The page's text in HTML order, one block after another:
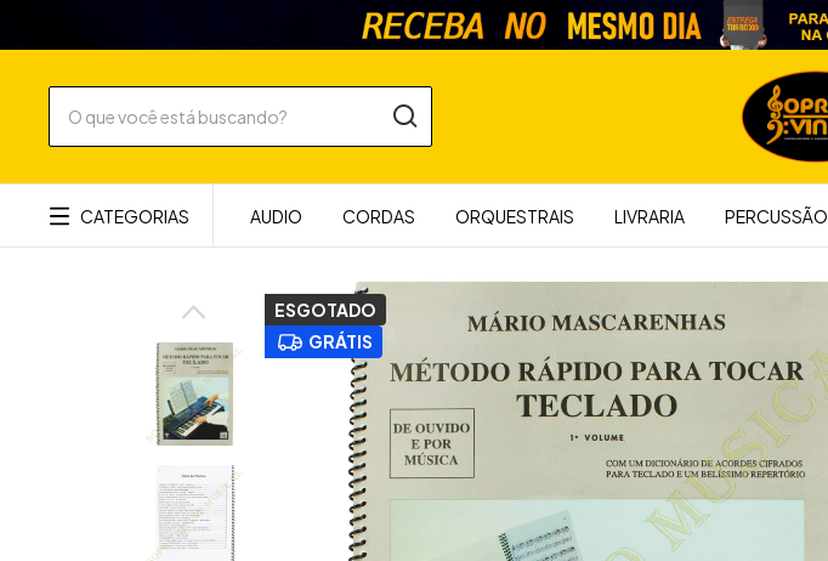
CATEGORIAS AUDIO CORDAS ORQUESTRAIS LIVRARIA PERCUSSÃO
ESGOTADO
GRÁTIS